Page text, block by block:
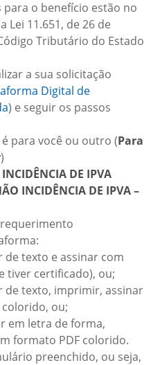
o benefício estão no
Lei 11.651, de 26 de
Tributário do Estado
a sua solicitação
Digital de
) e seguir os passos
para você ou outro (Para
)
DE IPVA
INCIDÊNCIA DE IPVA –
texto e assinar com
tiver certificado), ou;
de texto, imprimir, assinar
colorido, ou;
em letra de forma,
formato PDF colorido.
preenchido, ou seja,